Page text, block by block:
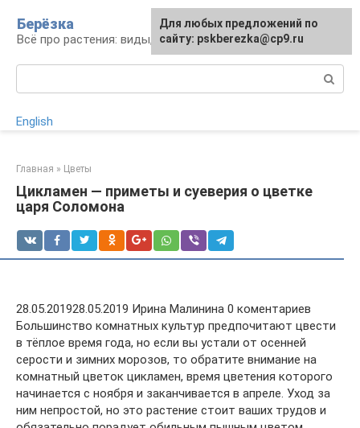
контенту
Берёзка
Всё про растения: виды, выращивание, уход
English
Главная » Цветы
Цикламен — приметы и суеверия о цветке
царя Соломона
28.05.201928.05.2019 Ирина Малинина 0 коментариев
Большинство комнатных культур предпочитают цвести
в тёплое время года, но если вы устали от осенней
серости и зимних морозов, то обратите внимание на
комнатный цветок цикламен, время цветения которого
начинается с ноября и заканчивается в апреле. Уход за
ним непростой, но это растение стоит ваших трудов и
Для любых предложений по
сайту: pskberezka@cp9.ru